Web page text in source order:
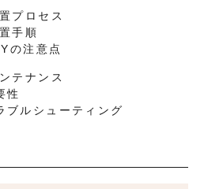
プロセス
手順
の注意点
テナンス
性
ブルシューティング